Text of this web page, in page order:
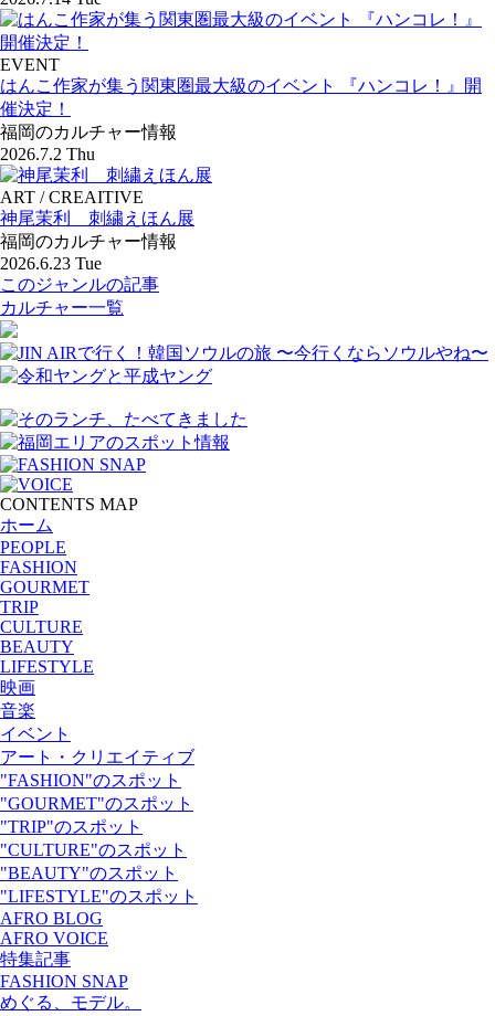
EVENT
はんこ作家が集う関東圏最大級のイベント 『ハンコレ！』開
催決定！
福岡のカルチャー情報
2026.7.2 Thu
ART / CREAITIVE
神尾茉利 刺繍えほん展
福岡のカルチャー情報
2026.6.23 Tue
このジャンルの記事
カルチャー一覧
CONTENTS MAP
ホーム
PEOPLE
FASHION
GOURMET
TRIP
CULTURE
BEAUTY
LIFESTYLE
映画
音楽
イベント
アート・クリエイティブ
"FASHION"のスポット
"GOURMET"のスポット
"TRIP"のスポット
"CULTURE"のスポット
"BEAUTY"のスポット
"LIFESTYLE"のスポット
AFRO BLOG
AFRO VOICE
特集記事
FASHION SNAP
めぐる、モデル。